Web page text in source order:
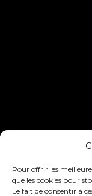
Pour offrir les
que les cookies pour
Le fait de consentir à